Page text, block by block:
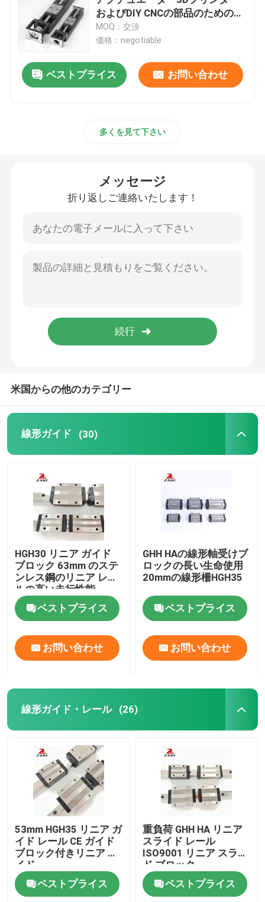
線形ガイド・レール
線形案内面
リニアガイドモジュール
球ねじ端サポート
線形スライドの柵
およびDIY CNCの部品のための単
一の軸線のロボット
MOQ：交渉
価格：negotiable
ベストプライス お問い合わせ
多くを見て下さい
メッセージ
折り返しご連絡いたします！
米国からの他のカテゴリー
線形ガイド (30)
HGH30 リニア ガイド
ブロック 63mm のステ
ンレス鋼のリニア レー
ルの高い走行性能
ベストプライス
お問い合わせ
GHH HAの線形軸受けブ
ロックの長い生命使用
20mmの線形柵HGH35
ベストプライス
お問い合わせ
線形ガイド・レール (26)
53mm HGH35 リニア ガ
イド レール CE ガイド
ブロック付きリニア ガ
イド
ベストプライス
重負荷 GHH HA リニア
スライド レール
ISO9001 リニア スライ
ド ブロック
ベストプライス